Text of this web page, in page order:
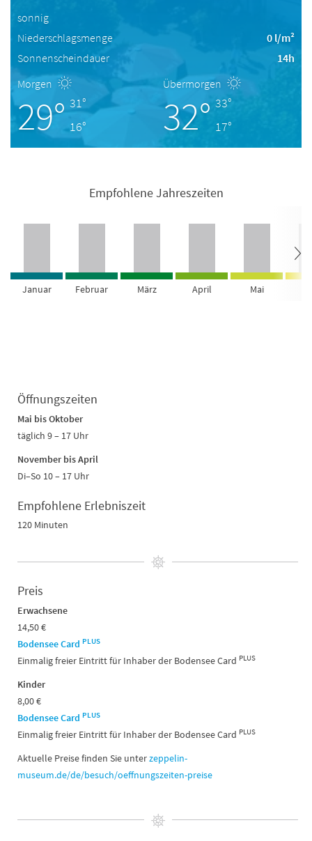
sonnig
Niederschlagsmenge
0 l/m²
Sonnenscheindauer
14h
Morgen
29° 31°
16°
Übermorgen
32° 33°
17°
Empfohlene Jahreszeiten
Januar Februar März April Mai
Öffnungszeiten
Mai bis Oktober
täglich 9 – 17 Uhr
November bis April
Di–So 10 – 17 Uhr
Empfohlene Erlebniszeit
120 Minuten
Preis
Erwachsene
14,50 €
Bodensee Card PLUS
Einmalig freier Eintritt für Inhaber der Bodensee Card PLUS
Kinder
8,00 €
Bodensee Card PLUS
Einmalig freier Eintritt für Inhaber der Bodensee Card PLUS
Aktuelle Preise finden Sie unterzeppelin-
museum.de/de/besuch/oeffnungszeiten-preise